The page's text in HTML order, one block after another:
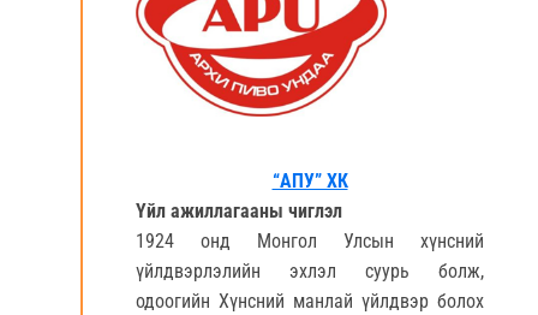
“АПУ” ХК
Үйл ажиллагааны чиглэл
1924 онд Монгол Улсын хүнсний
үйлдвэрлэлийн эхлэл суурь болж,
одоогийн Хүнсний манлай үйлдвэр болох